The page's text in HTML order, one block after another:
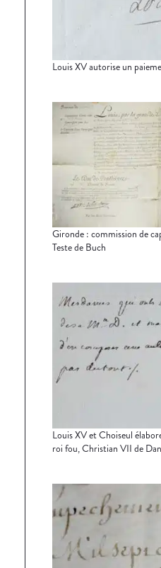
Louis XV autorise un
Gironde : commission de
Teste de Buch
Louis XV et Choiseul
roi fou, Christian VII de